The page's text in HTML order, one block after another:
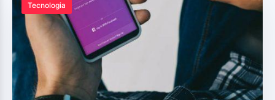
Tecnologia